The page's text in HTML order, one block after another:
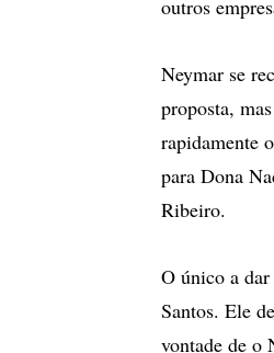
outros
Neymar se
proposta,
rapidamente
para Dona
Ribeiro.
O único a
Santos. Ele
vontade de o